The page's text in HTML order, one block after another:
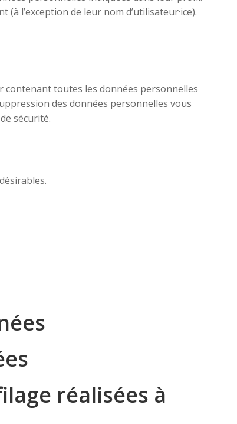
l’exception de leur nom d’utilisateur·ice).
contenant toutes les données personnelles
des données personnelles vous
sécurité.
réalisées à